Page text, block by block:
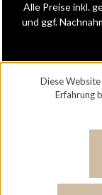
Alle Preise inkl.
und ggf.
Diese
Erfahrung